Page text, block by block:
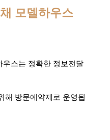
모델하우스
우스는 정확한 정보전달
해 방문예약제로 운영됩